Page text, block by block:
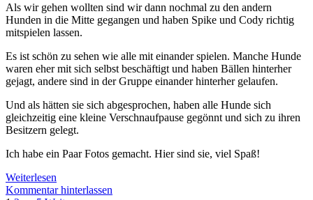
Als wir gehen wollten sind wir dann nochmal zu den andern
Hunden in die Mitte gegangen und haben Spike und Cody richtig
mitspielen lassen.
Es ist schön zu sehen wie alle mit einander spielen. Manche Hunde
waren eher mit sich selbst beschäftigt und haben Bällen hinterher
gejagt, andere sind in der Gruppe einander hinterher gelaufen.
Und als hätten sie sich abgesprochen, haben alle Hunde sich
gleichzeitig eine kleine Verschnaufpause gegönnt und sich zu ihren
Besitzern gelegt.
Ich habe ein Paar Fotos gemacht. Hier sind sie, viel Spaß!
Weiterlesen
auf
Kommentar hinterlassen